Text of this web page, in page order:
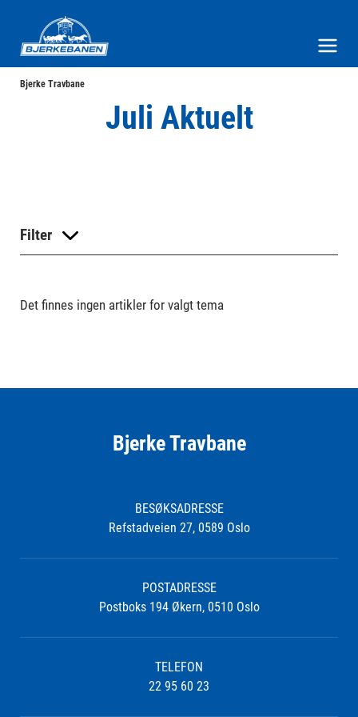
Bjerke Travbane
Juli Aktuelt
Filter
Det finnes ingen artikler for valgt tema
Bjerke Travbane
BESØKSADRESSE
Refstadveien 27, 0589 Oslo
POSTADRESSE
Postboks 194 Økern, 0510 Oslo
TELEFON
22 95 60 23